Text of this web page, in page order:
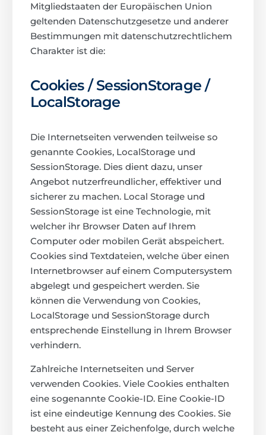
Mitgliedstaaten der Europäischen Union
geltenden Datenschutzgesetze und anderer
Bestimmungen mit datenschutzrechtlichem
Charakter ist die:
Cookies / SessionStorage /
LocalStorage
Die Internetseiten verwenden teilweise so
genannte Cookies, LocalStorage und
SessionStorage. Dies dient dazu, unser
Angebot nutzerfreundlicher, effektiver und
sicherer zu machen. Local Storage und
SessionStorage ist eine Technologie, mit
welcher ihr Browser Daten auf Ihrem
Computer oder mobilen Gerät abspeichert.
Cookies sind Textdateien, welche über einen
Internetbrowser auf einem Computersystem
abgelegt und gespeichert werden. Sie
können die Verwendung von Cookies,
LocalStorage und SessionStorage durch
entsprechende Einstellung in Ihrem Browser
verhindern.
Zahlreiche Internetseiten und Server
verwenden Cookies. Viele Cookies enthalten
eine sogenannte Cookie-ID. Eine Cookie-ID
ist eine eindeutige Kennung des Cookies. Sie
besteht aus einer Zeichenfolge, durch welche